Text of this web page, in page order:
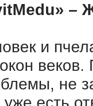
–
и
не